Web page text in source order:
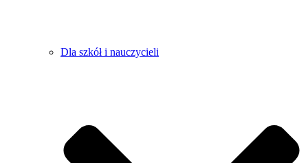
Dla szkół i nauczycieli